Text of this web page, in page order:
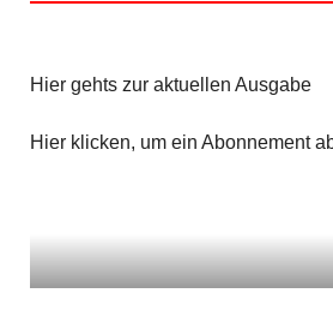
Hier gehts zur aktuellen Ausgabe
Hier klicken, um ein Abonnement